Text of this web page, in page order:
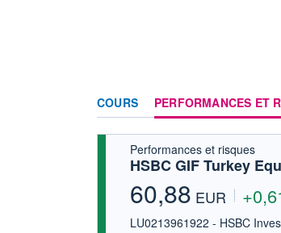
COURS PERFORMANCES ET
Performances et risques
HSBC GIF Turkey
60,88 EUR
LU0213961922 - HSBC